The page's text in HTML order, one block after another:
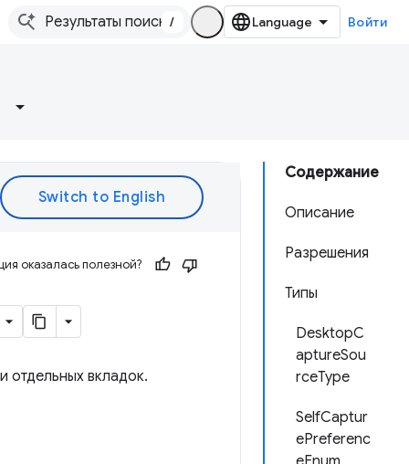
/ Войти
Содержание
Описание
Разрешения
Типы
DesktopC
aptureSou
rceType
SelfCaptur
ePreferenc
оказалась полезной?
отдельных вкладок.